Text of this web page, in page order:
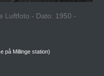
Luftfoto - Dato: 1950 -
på Millinge station)